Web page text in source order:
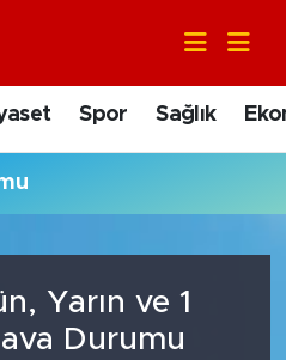
Spor Sağlık
Yarın ve 1
Durumu